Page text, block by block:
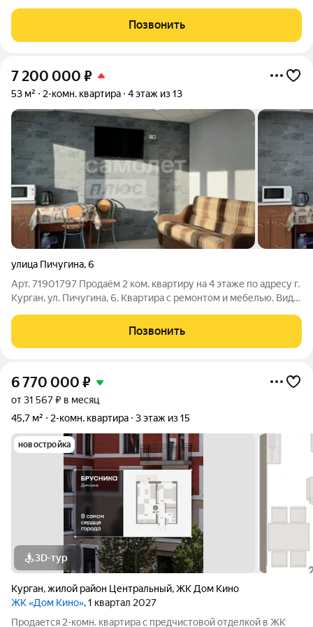
ДЛЯ ВСЕХ 12% СЕМЕЙНАЯ ИПОТЕКА 3,5% ПРОДАЖА
НАПРЯМУЮ ОТ ЗАСТРОЙЩИКА СК АТЛАНТ. 12 ЛЕТ НА
Позвонить
7 200 000 ₽
53 м² 2-комн. квартира 4 этаж из 13
улица Пичугина,6
Арт. 71901797 Продаём 2 ком. квартиру на 4 этаже по адресу г.
Курган, ул. Пичугина, 6. Квартира c ремонтом и мебелью. Вид
Инфраструктура вся в шаговой доступности. Самый центр
города с прекрасными
Позвонить
6 770 000 ₽
от 31 567 ₽ в месяц
45,7 м²
2-комн. квартира 3 этаж из 15
новостройка
3D-тур
Курган,жилой район Центральный,ЖК Дом Кино
ЖК «Дом Кино», 1 квартал 2027
Продается 2-комн. квартира с предчистовой отделкой в ЖК